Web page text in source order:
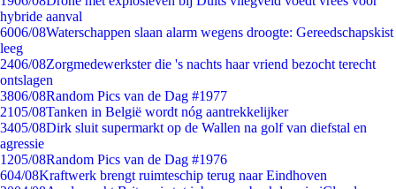
hybride aanval
6006/08Waterschappen slaan alarm wegens droogte: Gereedschapskist
leeg
2406/08Zorgmedewerkster die 's nachts haar vriend bezocht terecht
ontslagen
3806/08Random Pics van de Dag #1977
2105/08Tanken in België wordt nóg aantrekkelijker
3405/08Dirk sluit supermarkt op de Wallen na golf van diefstal en
agressie
1205/08Random Pics van de Dag #1976
604/08Kraftwerk brengt ruimteschip terug naar Eindhoven